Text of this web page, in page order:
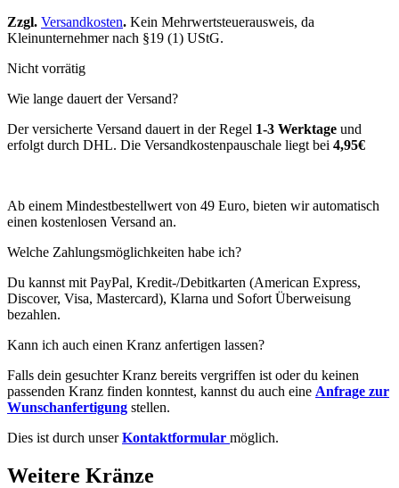
Zzgl. Versandkosten. Kein Mehrwertsteuerausweis, da
Kleinunternehmer nach §19 (1) UStG.
Nicht vorrätig
Wie lange dauert der Versand?
Der versicherte Versand dauert in der Regel 1-3 Werktage und
erfolgt durch DHL. Die Versandkostenpauschale liegt bei 4,95€
Ab einem Mindestbestellwert von 49 Euro, bieten wir automatisch
einen kostenlosen Versand an.
Welche Zahlungsmöglichkeiten habe ich?
Du kannst mit PayPal, Kredit-/Debitkarten (American Express,
Discover, Visa, Mastercard), Klarna und Sofort Überweisung
bezahlen.
Kann ich auch einen Kranz anfertigen lassen?
Falls dein gesuchter Kranz bereits vergriffen ist oder du keinen
passenden Kranz finden konntest, kannst du auch eine Anfrage zur
Wunschanfertigung stellen.
Dies ist durch unserKontaktformular möglich.
Weitere Kränze